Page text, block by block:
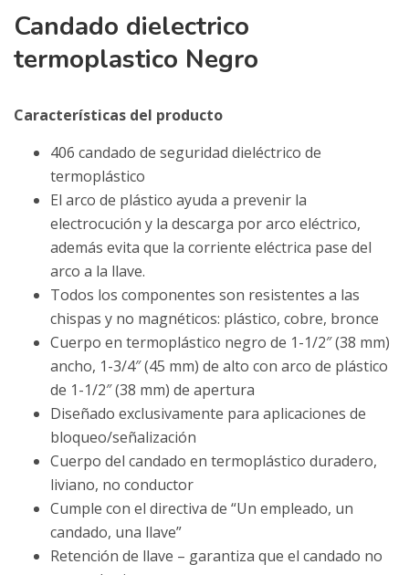
Candado dielectrico
termoplastico Negro
Características del producto
406 candado de seguridad dieléctrico de
termoplástico
El arco de plástico ayuda a prevenir la
electrocución y la descarga por arco eléctrico,
además evita que la corriente eléctrica pase del
arco a la llave.
Todos los componentes son resistentes a las
chispas y no magnéticos: plástico, cobre, bronce
Cuerpo en termoplástico negro de 1-1/2″ (38 mm)
ancho, 1-3/4″ (45 mm) de alto con arco de plástico
de 1-1/2″ (38 mm) de apertura
Diseñado exclusivamente para aplicaciones de
bloqueo/señalización
Cuerpo del candado en termoplástico duradero,
liviano, no conductor
Cumple con el directiva de “Un empleado, un
candado, una llave”
Retención de llave – garantiza que el candado no